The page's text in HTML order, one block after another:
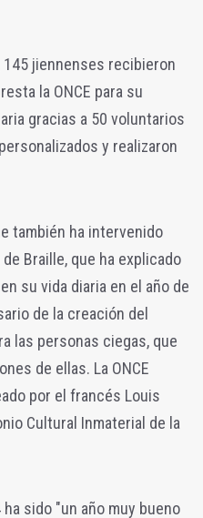
145 jiennenses recibieron
la ONCE para su
gracias a 50 voluntarios
y realizaron
también ha intervenido
Braille, que ha explicado
su vida diaria en el año de
de la creación del
las personas ciegas, que
de ellas. La ONCE
por el francés Louis
Cultural Inmaterial de la
sido "un año muy bueno